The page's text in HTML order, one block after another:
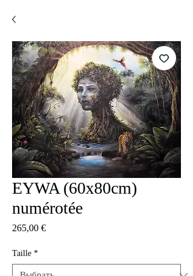
EYWA (60x80cm)
numérotée
265,00 €Цена
Taille *